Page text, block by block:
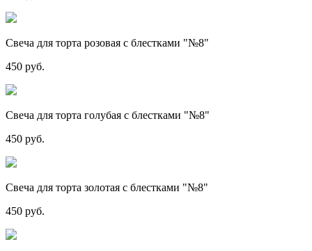
Свеча для торта розовая с блестками "№8"
450 руб.
Свеча для торта голубая с блестками "№8"
450 руб.
Свеча для торта золотая с блестками "№8"
450 руб.